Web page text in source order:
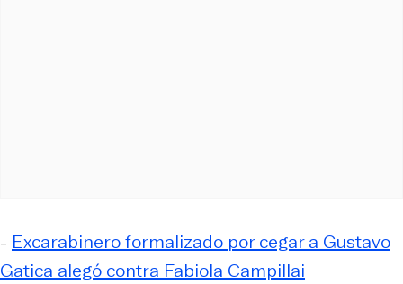
- Excarabinero formalizado por cegar a Gustavo
Gatica alegó contra Fabiola Campillai